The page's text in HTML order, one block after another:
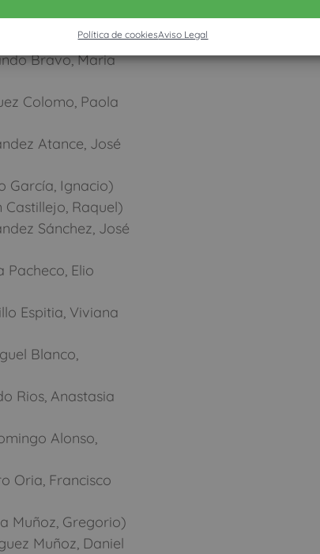
Política de cookiesAviso Legal
Martínez,
Bravo, Maria
Colomo, Paola
Atance, José
García, Ignacio)
Raquel)
Sánchez, José
Pacheco, Elio
Espitia, Viviana
Blanco,
Rios, Anastasia
Alonso,
Oria, Francisco
Muñoz, Gregorio)
Muñoz, Daniel